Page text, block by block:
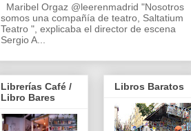
Maribel Orgaz @leerenmadrid "Nosotros
somos una compañía de teatro, Saltatium
Teatro ", explicaba el director de escena
Sergio A...
Librerías Café /
Libro Bares
Libros Baratos